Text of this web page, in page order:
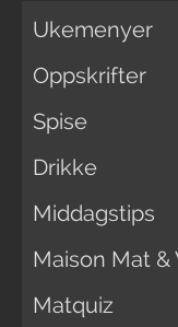
Ukemenyer
Oppskrifter
Spise
Drikke
Middagstips
Maison Mat &
Matquiz